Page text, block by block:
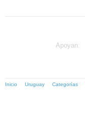
Apoyan:
Inicio Uruguay Categorías